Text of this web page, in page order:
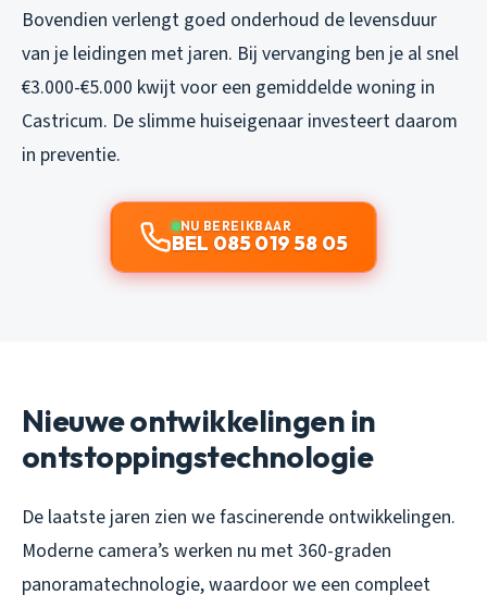
Bovendien verlengt goed onderhoud de levensduur
van je leidingen met jaren. Bij vervanging ben je al snel
€3.000-€5.000 kwijt voor een gemiddelde woning in
Castricum. De slimme huiseigenaar investeert daarom
in preventie.
NU BEREIKBAAR
BEL 085 019 58 05
Nieuwe ontwikkelingen in
ontstoppingstechnologie
De laatste jaren zien we fascinerende ontwikkelingen.
Moderne camera’s werken nu met 360-graden
panoramatechnologie, waardoor we een compleet